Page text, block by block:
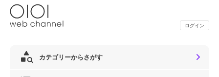
ログイン
カテゴリーからさがす